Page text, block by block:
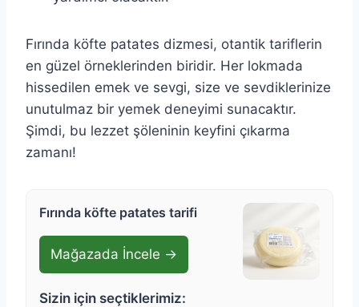
Fırında köfte patates dizmesi, otantik tariflerin
en güzel örneklerinden biridir. Her lokmada
hissedilen emek ve sevgi, size ve sevdiklerinize
unutulmaz bir yemek deneyimi sunacaktır.
Şimdi, bu lezzet şöleninin keyfini çıkarma
zamanı!
Fırında köfte patates tarifi
Mağazada İncele →
Sizin için seçtiklerimiz: